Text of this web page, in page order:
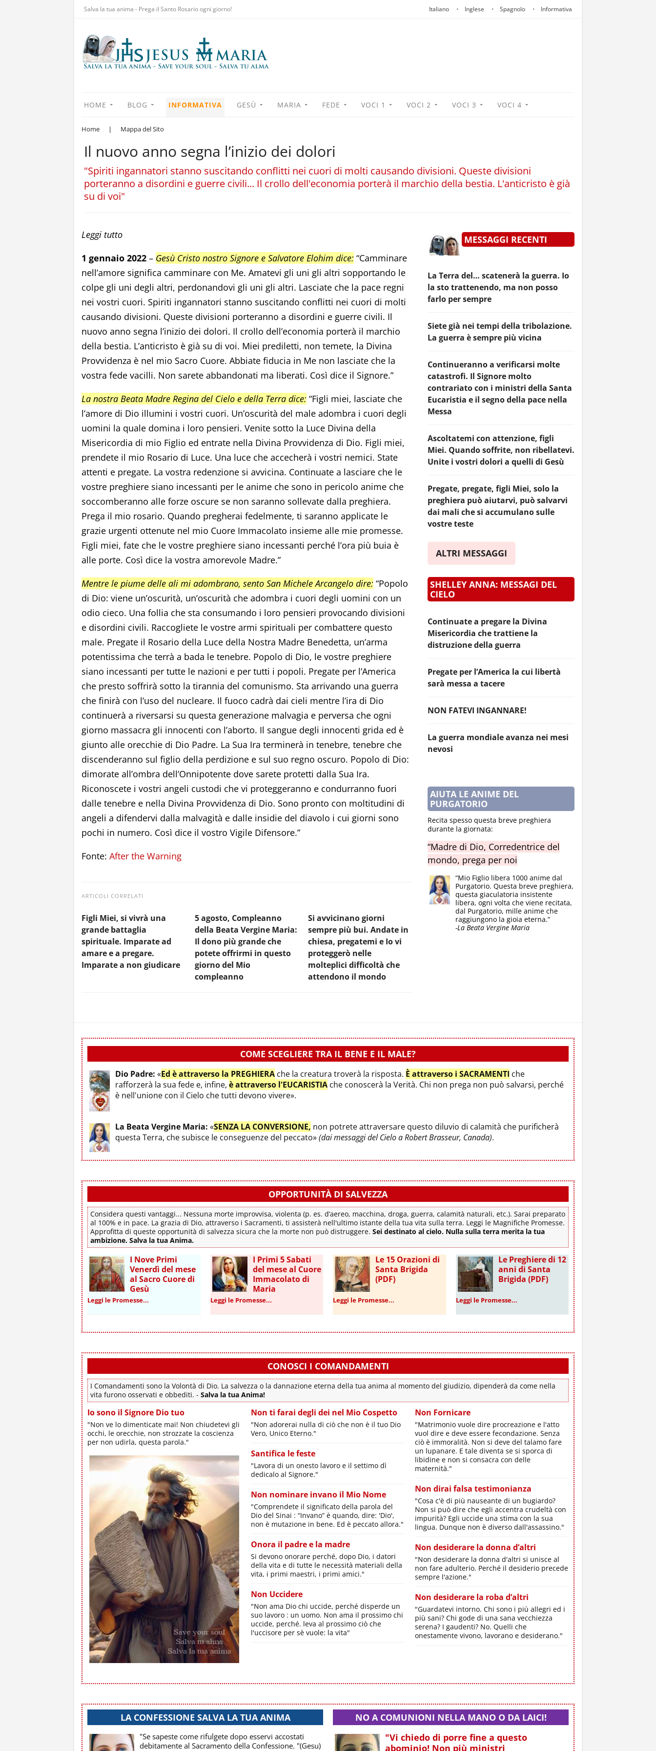
Salva la tua anima - Prega il Santo Rosario ogni giorno! Italiano Inglese Spagnolo Informativa
HOME BLOG INFORMATIVA GESÙ MARIA FEDE VOCI 1 VOCI 2 VOCI 3 VOCI 4
Home | Mappa del Sito
Il nuovo anno segna l’inizio dei dolori
"Spiriti ingannatori stanno suscitando conflitti nei cuori di molti causando divisioni. Queste divisioni
porteranno a disordini e guerre civili... Il crollo dell'economia porterà il marchio della bestia. L'anticristo è già
su di voi"
Leggi tutto
1 gennaio 2022 – Gesù Cristo nostro Signore e Salvatore Elohim dice: “Camminare
nell’amore significa camminare con Me. Amatevi gli uni gli altri sopportando le
colpe gli uni degli altri, perdonandovi gli uni gli altri. Lasciate che la pace regni
nei vostri cuori. Spiriti ingannatori stanno suscitando conflitti nei cuori di molti
causando divisioni. Queste divisioni porteranno a disordini e guerre civili. Il
nuovo anno segna l’inizio dei dolori. Il crollo dell’economia porterà il marchio
della bestia. L’anticristo è già su di voi. Miei prediletti, non temete, la Divina
Provvidenza è nel mio Sacro Cuore. Abbiate fiducia in Me non lasciate che la
vostra fede vacilli. Non sarete abbandonati ma liberati. Così dice il Signore.”
La nostra Beata Madre Regina del Cielo e della Terra dice: “Figli miei, lasciate che
l’amore di Dio illumini i vostri cuori. Un’oscurità del male adombra i cuori degli
uomini la quale domina i loro pensieri. Venite sotto la Luce Divina della
Misericordia di mio Figlio ed entrate nella Divina Provvidenza di Dio. Figli miei,
prendete il mio Rosario di Luce. Una luce che accecherà i vostri nemici. State
attenti e pregate. La vostra redenzione si avvicina. Continuate a lasciare che le
vostre preghiere siano incessanti per le anime che sono in pericolo anime che
soccomberanno alle forze oscure se non saranno sollevate dalla preghiera.
Prega il mio rosario. Quando pregherai fedelmente, ti saranno applicate le
grazie urgenti ottenute nel mio Cuore Immacolato insieme alle mie promesse.
Figli miei, fate che le vostre preghiere siano incessanti perché l’ora più buia è
alle porte. Così dice la vostra amorevole Madre.”
Mentre le piume delle ali mi adombrano, sento San Michele Arcangelo dire: “Popolo
di Dio: viene un’oscurità, un’oscurità che adombra i cuori degli uomini con un
odio cieco. Una follia che sta consumando i loro pensieri provocando divisioni
e disordini civili. Raccogliete le vostre armi spirituali per combattere questo
male. Pregate il Rosario della Luce della Nostra Madre Benedetta, un’arma
potentissima che terrà a bada le tenebre. Popolo di Dio, le vostre preghiere
siano incessanti per tutte le nazioni e per tutti i popoli. Pregate per l’America
che presto soffrirà sotto la tirannia del comunismo. Sta arrivando una guerra
che finirà con l’uso del nucleare. Il fuoco cadrà dai cieli mentre l’ira di Dio
continuerà a riversarsi su questa generazione malvagia e perversa che ogni
giorno massacra gli innocenti con l’aborto. Il sangue degli innocenti grida ed è
giunto alle orecchie di Dio Padre. La Sua Ira terminerà in tenebre, tenebre che
discenderanno sul figlio della perdizione e sul suo regno oscuro. Popolo di Dio:
dimorate all’ombra dell’Onnipotente dove sarete protetti dalla Sua Ira.
Riconoscete i vostri angeli custodi che vi proteggeranno e condurranno fuori
dalle tenebre e nella Divina Provvidenza di Dio. Sono pronto con moltitudini di
angeli a difendervi dalla malvagità e dalle insidie del diavolo i cui giorni sono
pochi in numero. Così dice il vostro Vigile Difensore.”
Fonte: After the Warning
ARTICOLI CORRELATI
Figli Miei, si vivrà una
grande battaglia
spirituale. Imparate ad
amare e a pregare.
Imparate a non giudicare
5 agosto, Compleanno
della Beata Vergine Maria:
Il dono più grande che
potete offrirmi in questo
giorno del Mio
compleanno
Si avvicinano giorni
sempre più bui. Andate in
chiesa, pregatemi e Io vi
proteggerò nelle
molteplici difficoltà che
attendono il mondo
MESSAGGI RECENTI
La Terra del… scatenerà la guerra. Io
la sto trattenendo, ma non posso
farlo per sempre
Siete già nei tempi della tribolazione.
La guerra è sempre più vicina
Continueranno a verificarsi molte
catastrofi. Il Signore molto
contrariato con i ministri della Santa
Eucaristia e il segno della pace nella
Messa
Ascoltatemi con attenzione, figli
Miei. Quando soffrite, non ribellatevi.
Unite i vostri dolori a quelli di Gesù
Pregate, pregate, figli Miei, solo la
preghiera può aiutarvi, può salvarvi
dai mali che si accumulano sulle
vostre teste
ALTRI MESSAGGI
SHELLEY ANNA: MESSAGI DEL
CIELO
Continuate a pregare la Divina
Misericordia che trattiene la
distruzione della guerra
Pregate per l’America la cui libertà
sarà messa a tacere
NON FATEVI INGANNARE!
La guerra mondiale avanza nei mesi
nevosi
AIUTA LE ANIME DEL
PURGATORIO
Recita spesso questa breve preghiera
durante la giornata:
“Madre di Dio, Corredentrice del
mondo, prega per noi
“Mio Figlio libera 1000 anime dal
Purgatorio. Questa breve preghiera,
questa giaculatoria insistente
libera, ogni volta che viene recitata,
dal Purgatorio, mille anime che
raggiungono la gioia eterna.”
-La Beata Vergine Maria
COME SCEGLIERE TRA IL BENE E IL MALE?
Dio Padre: «Ed è attraverso la PREGHIERA che la creatura troverà la risposta. È attraverso i SACRAMENTI che
rafforzerà la sua fede e, infine, è attraverso l'EUCARISTIA che conoscerà la Verità. Chi non prega non può salvarsi, perché
è nell'unione con il Cielo che tutti devono vivere».
La Beata Vergine Maria: «SENZA LA CONVERSIONE, non potrete attraversare questo diluvio di calamità che purificherà
questa Terra, che subisce le conseguenze del peccato»(dai messaggi del Cielo a Robert Brasseur, Canada).
OPPORTUNITÀ DI SALVEZZA
Considera questi vantaggi... Nessuna morte improvvisa, violenta (p. es. d’aereo, macchina, droga, guerra, calamità naturali, etc.). Sarai preparato
al 100% e in pace. La grazia di Dio, attraverso i Sacramenti, ti assisterà nell'ultimo istante della tua vita sulla terra. Leggi le Magnifiche Promesse.
Approfitta di queste opportunità di salvezza sicura che la morte non può distruggere. Sei destinato al cielo. Nulla sulla terra merita la tua
ambizione. Salva la tua Anima.
I Nove Primi
Venerdì del mese
al Sacro Cuore di
Gesù
Leggi le Promesse...
I Primi 5 Sabati
del mese al Cuore
Immacolato di
Maria
Leggi le Promesse...
Le 15 Orazioni di
Santa Brigida
(PDF)
Leggi le Promesse...
Le Preghiere di 12
anni di Santa
Brigida (PDF)
Leggi le Promesse...
CONOSCI I COMANDAMENTI
I Comandamenti sono la Volontà di Dio. La salvezza o la dannazione eterna della tua anima al momento del giudizio, dipenderà da come nella
vita furono osservati e obbediti. - Salva la tua Anima!
Io sono il Signore Dio tuo
"Non ve lo dimenticate mai! Non chiudetevi gli
occhi, le orecchie, non strozzate la coscienza
per non udirla, questa parola."
Non ti farai degli dei nel Mio Cospetto
"Non adorerai nulla di ciò che non è il tuo Dio
Vero, Unico Eterno."
Santifica le feste
"Lavora di un onesto lavoro e il settimo dì
dedicalo al Signore."
Non nominare invano il Mio Nome
"Comprendete il significato della parola del
Dio del Sinai : “Invano” è quando, dire: 'Dio',
non è mutazione in bene. Ed è peccato allora."
Onora il padre e la madre
Si devono onorare perché, dopo Dio, i datori
della vita e di tutte le necessità materiali della
vita, i primi maestri, i primi amici."
Non Uccidere
"Non ama Dio chi uccide, perché disperde un
suo lavoro : un uomo. Non ama il prossimo chi
uccide, perché. leva al prossimo ciò che
l'uccisore per sè vuole: la vita"
Non Fornicare
"Matrimonio vuole dire procreazione e l'atto
vuol dire e deve essere fecondazione. Senza
ciò è immoralità. Non si deve del talamo fare
un lupanare. E tale diventa se si sporca di
libidine e non si consacra con delle
maternità."
Non dirai falsa testimonianza
"Cosa c'è di più nauseante di un bugiardo?
Non si può dire che egli accentra crudeltà con
impurità? Egli uccide una stima con la sua
lingua. Dunque non è diverso dall'assassino."
Non desiderare la donna d’altri
"Non desiderare la donna d'altri si unisce al
non fare adulterio. Perché il desiderio precede
sempre l'azione."
Non desiderare la roba d’altri
"Guardatevi intorno. Chi sono i più allegri ed i
più sani? Chi gode di una sana vecchiezza
serena? I gaudenti? No. Quelli che
onestamente vivono, lavorano e desiderano."
LA CONFESSIONE SALVA LA TUA ANIMA
"Se sapeste come rifulgete dopo esservi accostati
debitamente al Sacramento della Confessione. "(Gesu)
NO A COMUNIONI NELLA MANO O DA LAICI!
"Vi chiedo di porre fine a questo
abominio! Non più ministri